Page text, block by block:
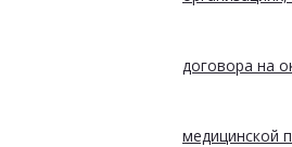
договора на
медицинской